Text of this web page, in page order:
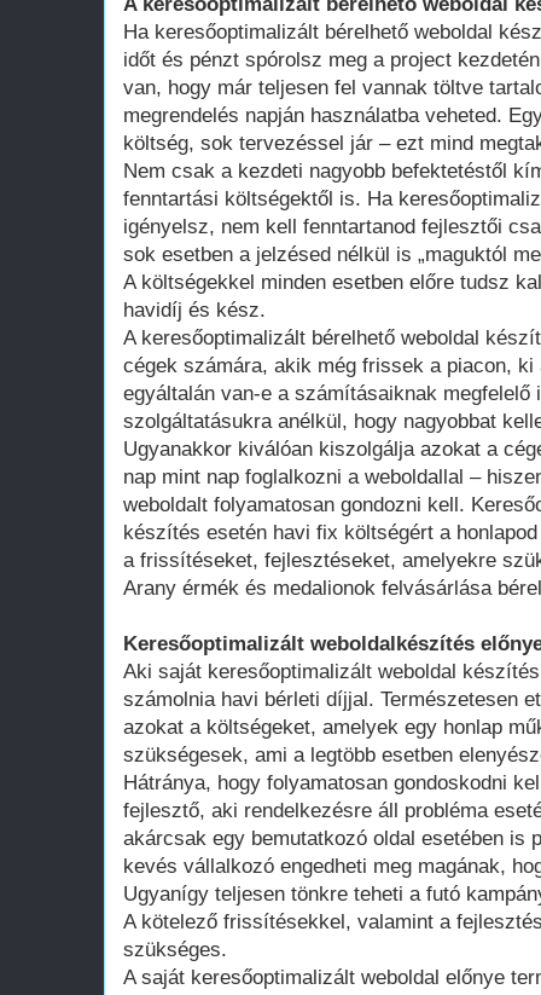
Ha keresőoptimalizált bérelhető weboldal
időt és pénzt spórolsz meg a project
van, hogy már teljesen fel vannak töltve
megrendelés napján használatba veheted.
költség, sok tervezéssel jár – ezt mind
Nem csak a kezdeti nagyobb befektetéstől
fenntartási költségektől is. Ha
igényelsz, nem kell fenntartanod fejlesztői
sok esetben a jelzésed nélkül is „maguktól
A költségekkel minden esetben előre tudsz
havidíj és kész.
A keresőoptimalizált bérelhető weboldal
cégek számára, akik még frissek a piacon, ki
egyáltalán van-e a számításaiknak megfelelő
szolgáltatásukra anélkül, hogy nagyobbat
Ugyanakkor kiválóan kiszolgálja azokat a
nap mint nap foglalkozni a weboldallal –
weboldalt folyamatosan gondozni kell.
készítés esetén havi fix költségért a
a frissítéseket, fejlesztéseket, amelyekre
Arany érmék és medalionok felvásárlása
Keresőoptimalizált weboldalkészítés
Aki saját keresőoptimalizált weboldal
számolnia havi bérleti díjjal. Természetesen
azokat a költségeket, amelyek egy honlap
szükségesek, ami a legtöbb esetben
Hátránya, hogy folyamatosan gondoskodni
fejlesztő, aki rendelkezésre áll probléma
akárcsak egy bemutatkozó oldal esetében is
kevés vállalkozó engedheti meg magának,
Ugyanígy teljesen tönkre teheti a futó
A kötelező frissítésekkel, valamint a
szükséges.
A saját keresőoptimalizált weboldal előnye